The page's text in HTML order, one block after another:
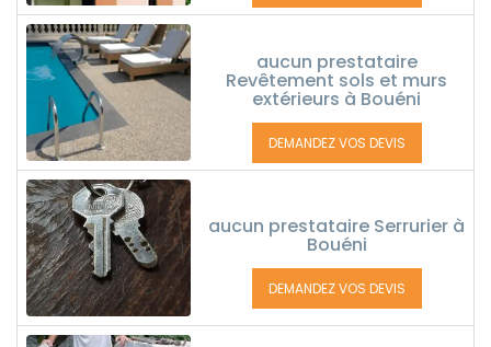
aucun prestataire
Revêtement sols et murs
extérieurs à Bouéni
DEMANDEZ VOS DEVIS
aucun prestataire Serrurier à
Bouéni
DEMANDEZ VOS DEVIS